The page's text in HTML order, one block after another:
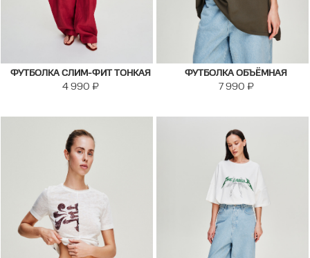
ФУТБОЛКА СЛИМ-ФИТ ТОНКАЯ
4 990 ₽
ФУТБОЛКА ОБЪЁМНАЯ
7 990 ₽